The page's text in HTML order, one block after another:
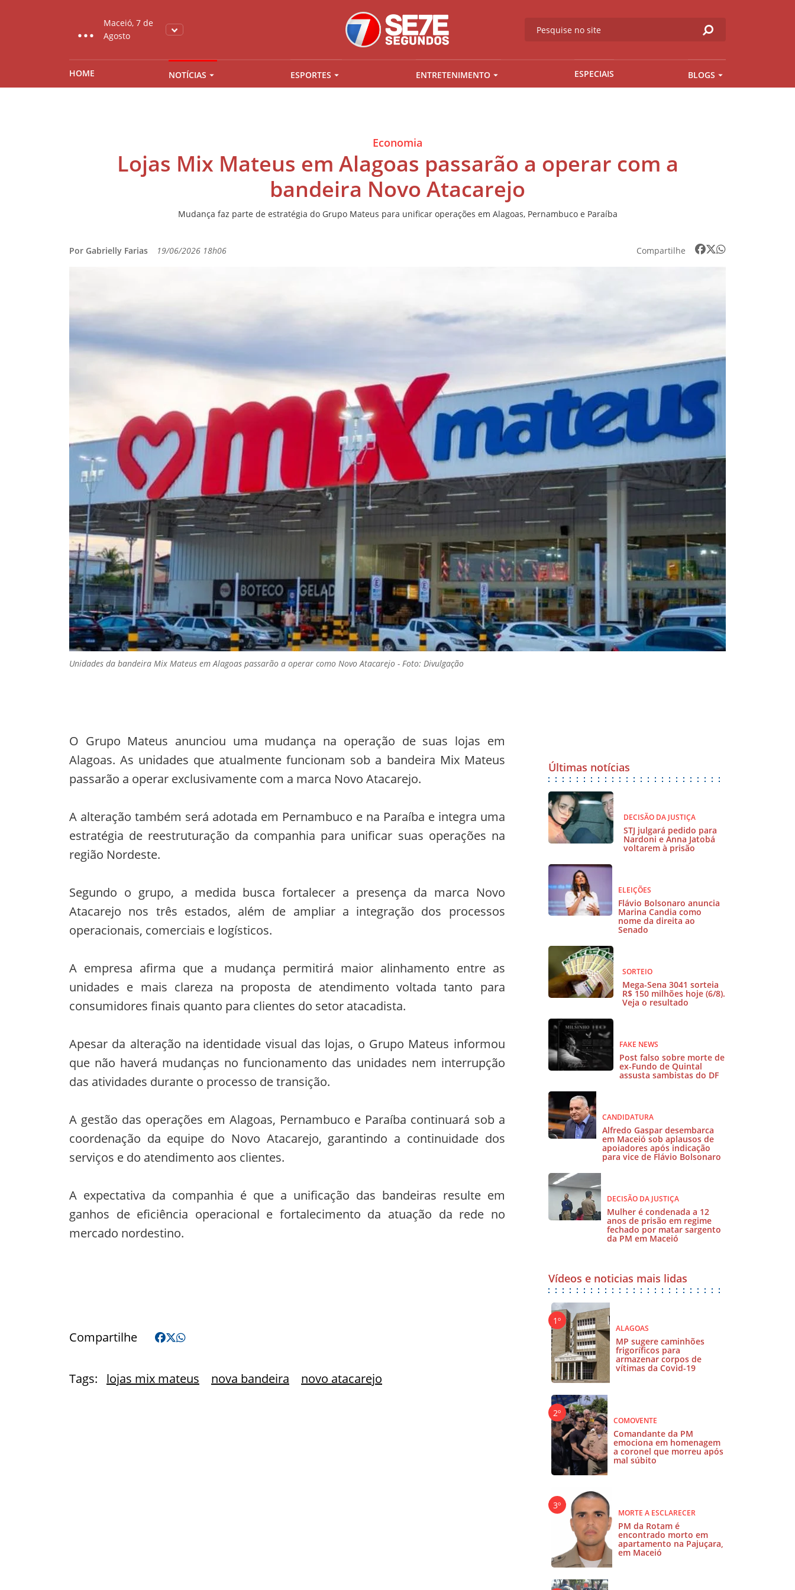
...
Maceió, 7 de
Agosto
HOME NOTÍCIAS ESPORTES ENTRETENIMENTO ESPECIAIS BLOGS
Economia
Lojas Mix Mateus em Alagoas passarão a operar com a
bandeira Novo Atacarejo
Mudança faz parte de estratégia do Grupo Mateus para unificar operações em Alagoas, Pernambuco e Paraíba
Por Gabrielly Farias 19/06/2026 18h06 Compartilhe
Unidades da bandeira Mix Mateus em Alagoas passarão a operar como Novo Atacarejo - Foto: Divulgação
O Grupo Mateus anunciou uma mudança na operação de suas lojas em
Alagoas. As unidades que atualmente funcionam sob a bandeira Mix Mateus
passarão a operar exclusivamente com a marca Novo Atacarejo.
A alteração também será adotada em Pernambuco e na Paraíba e integra uma
estratégia de reestruturação da companhia para unificar suas operações na
região Nordeste.
Segundo o grupo, a medida busca fortalecer a presença da marca Novo
Atacarejo nos três estados, além de ampliar a integração dos processos
operacionais, comerciais e logísticos.
A empresa afirma que a mudança permitirá maior alinhamento entre as
unidades e mais clareza na proposta de atendimento voltada tanto para
consumidores finais quanto para clientes do setor atacadista.
Apesar da alteração na identidade visual das lojas, o Grupo Mateus informou
que não haverá mudanças no funcionamento das unidades nem interrupção
das atividades durante o processo de transição.
A gestão das operações em Alagoas, Pernambuco e Paraíba continuará sob a
coordenação da equipe do Novo Atacarejo, garantindo a continuidade dos
serviços e do atendimento aos clientes.
A expectativa da companhia é que a unificação das bandeiras resulte em
ganhos de eficiência operacional e fortalecimento da atuação da rede no
mercado nordestino.
Compartilhe
Tags: lojas mix mateus nova bandeira novo atacarejo
Últimas notícias
DECISÃO DA JUSTIÇA
STJ julgará pedido para
Nardoni e Anna Jatobá
voltarem à prisão
ELEIÇÕES
Flávio Bolsonaro anuncia
Marina Candia como
nome da direita ao
Senado
SORTEIO
Mega-Sena 3041 sorteia
R$ 150 milhões hoje (6/8).
Veja o resultado
FAKE NEWS
Post falso sobre morte de
ex-Fundo de Quintal
assusta sambistas do DF
CANDIDATURA
Alfredo Gaspar desembarca
em Maceió sob aplausos de
apoiadores após indicação
para vice de Flávio Bolsonaro
DECISÃO DA JUSTIÇA
Mulher é condenada a 12
anos de prisão em regime
fechado por matar sargento
da PM em Maceió
Vídeos e noticias mais lidas
ALAGOAS
MP sugere caminhões
frigoríficos para
armazenar corpos de
vítimas da Covid-19
COMOVENTE
Comandante da PM
emociona em homenagem
a coronel que morreu após
mal súbito
MORTE A ESCLARECER
PM da Rotam é
encontrado morto em
apartamento na Pajuçara,
em Maceió